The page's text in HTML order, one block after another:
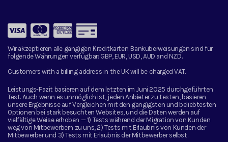
Wir akzeptieren alle gängigen Kreditkarten. Banküberweisungen sind für
folgende Währungen verfügbar: GBP, EUR, USD, AUD and NZD.
Customers with a billing address in the UK will be charged VAT.
Leistungs-Fazit basieren auf dem letzten im Juni 2025 durchgeführten
Test. Auch wenn es unmöglich ist, jeden Anbieter zu testen, basieren
unsere Ergebnisse auf Vergleichen mit den gängigsten und beliebtesten
Optionen bei stark besuchten Websites, und die Daten werden auf
vielfältige Weise erhoben — 1) Tests während der Migration von Kunden
weg von Mitbewerbern zu uns, 2) Tests mit Erlaubnis von Kunden der
Mitbewerber und 3) Tests mit Erlaubnis der Mitbewerber selbst.